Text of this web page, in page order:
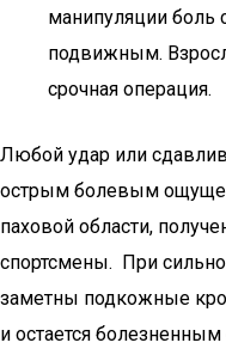
манипуляции боль
подвижным.
срочная операция.
Любой удар или
острым болевым
паховой области,
спортсмены. При
заметны подкожные
и остается